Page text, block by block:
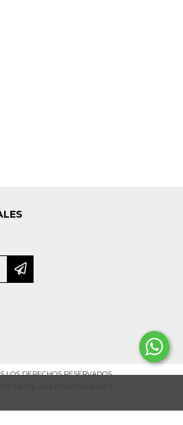
LOS DERECHOS RESERVADOS.